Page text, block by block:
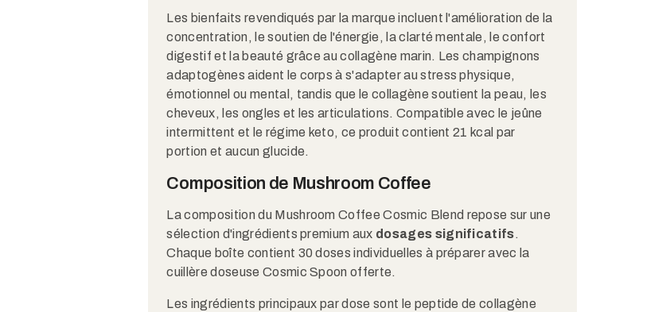
Les bienfaits revendiqués par la marque incluent l'amélioration de la
concentration, le soutien de l'énergie, la clarté mentale, le confort
digestif et la beauté grâce au collagène marin. Les champignons
adaptogènes aident le corps à s'adapter au stress physique,
émotionnel ou mental, tandis que le collagène soutient la peau, les
cheveux, les ongles et les articulations. Compatible avec le jeûne
intermittent et le régime keto, ce produit contient 21 kcal par
portion et aucun glucide.​​
Composition de Mushroom Coffee
La composition du Mushroom Coffee Cosmic Blend repose sur une
sélection d'ingrédients premium aux dosages significatifs.
Chaque boîte contient 30 doses individuelles à préparer avec la
cuillère doseuse Cosmic Spoon offerte.​
Les ingrédients principaux par dose sont le peptide de collagène